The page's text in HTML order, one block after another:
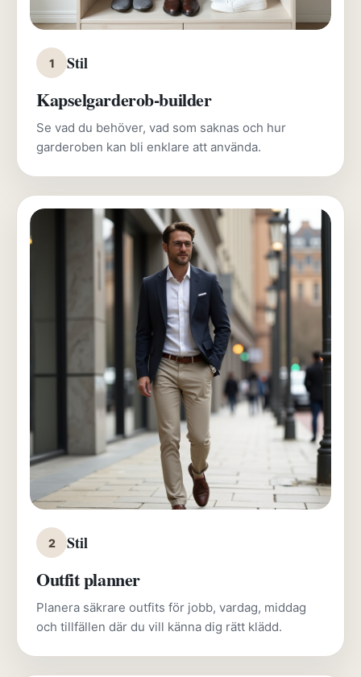
1 Stil
Kapselgarderob-builder
Se vad du behöver, vad som saknas och hur
garderoben kan bli enklare att använda.
2 Stil
Outfit planner
Planera säkrare outfits för jobb, vardag, middag
och tillfällen där du vill känna dig rätt klädd.